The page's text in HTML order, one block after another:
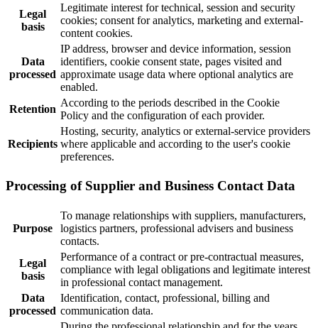
Legal
basis
Legitimate interest for technical, session and security
cookies; consent for analytics, marketing and external-
content cookies.
Data
processed
IP address, browser and device information, session
identifiers, cookie consent state, pages visited and
approximate usage data where optional analytics are
enabled.
Retention
According to the periods described in the Cookie
Policy and the configuration of each provider.
Recipients
Hosting, security, analytics or external-service providers
where applicable and according to the user's cookie
preferences.
Processing of Supplier and Business Contact Data
Purpose
To manage relationships with suppliers, manufacturers,
logistics partners, professional advisers and business
contacts.
Legal
basis
Performance of a contract or pre-contractual measures,
compliance with legal obligations and legitimate interest
in professional contact management.
Data
processed
Identification, contact, professional, billing and
communication data.